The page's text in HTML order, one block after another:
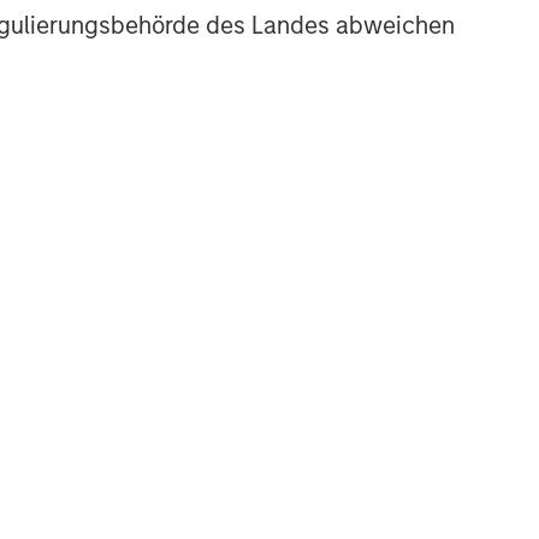
des Landes abweichen